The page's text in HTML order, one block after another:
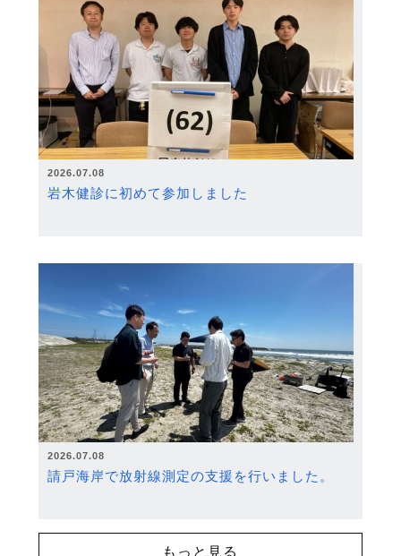
2026.07.08
岩木健診に初めて参加しました
2026.07.08
請戸海岸で放射線測定の支援を行いました。
もっと見る